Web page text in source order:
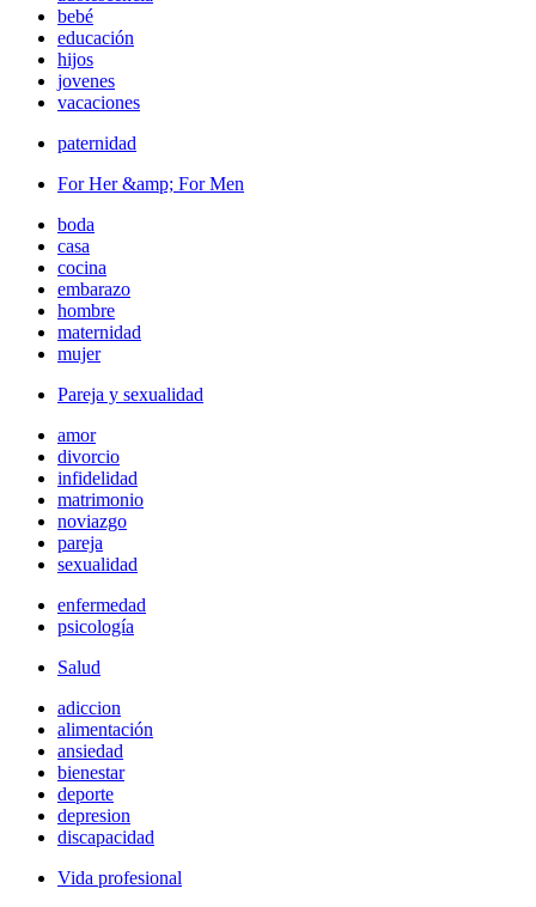
bebé
educación
hijos
jovenes
vacaciones
paternidad
For Her &amp; For Men
boda
casa
cocina
embarazo
hombre
maternidad
mujer
Pareja y sexualidad
amor
divorcio
infidelidad
matrimonio
noviazgo
pareja
sexualidad
enfermedad
psicología
Salud
adiccion
alimentación
ansiedad
bienestar
deporte
depresion
discapacidad
Vida profesional